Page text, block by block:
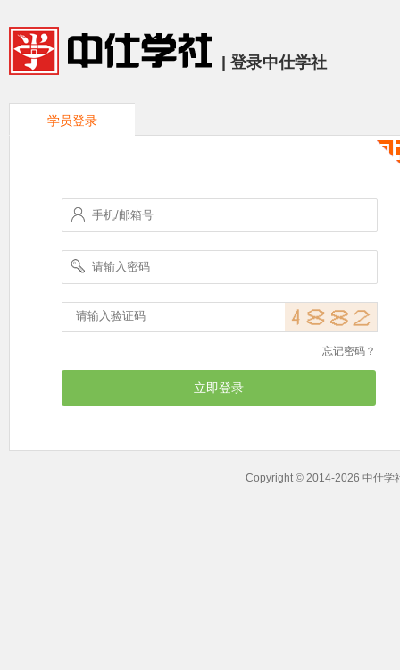
| 登录中仕学社
学员登录
忘记密码？
立即登录
Copyright © 2014-2026 中仕学